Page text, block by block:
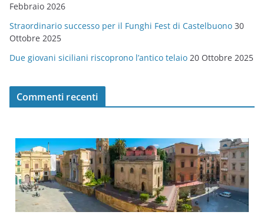
Febbraio 2026
Straordinario successo per il Funghi Fest di Castelbuono 30
Ottobre 2025
Due giovani siciliani riscoprono l’antico telaio 20 Ottobre 2025
Commenti recenti